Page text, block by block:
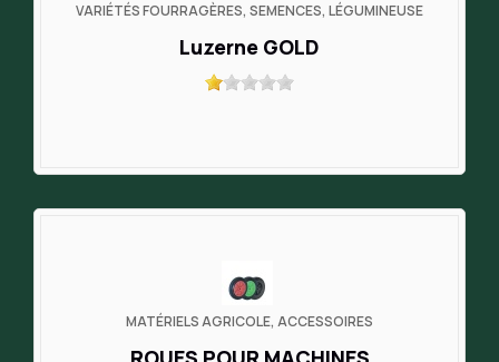
VARIÉTÉS FOURRAGÈRES, SEMENCES, LÉGUMINEUSE
Luzerne GOLD
MATÉRIELS AGRICOLE, ACCESSOIRES